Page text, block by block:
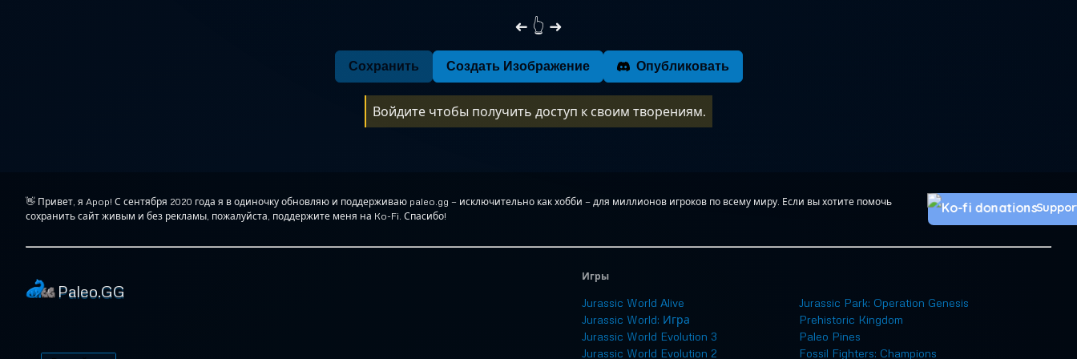
➜ 👆 ➜
Сохранить Создать Изображение Опубликовать
Войдите чтобы получить доступ к своим творениям.
👋 Привет, я Apop! С сентября 2020 года я в одиночку обновляю и поддерживаю paleo.gg — исключительно как хобби — для миллионов игроков по всему миру. Если вы хотите помочь
сохранить сайт живым и без рекламы, пожалуйста, поддержите меня на Ko-Fi. Спасибо!
Paleo.GG
Игры
Jurassic World Alive
Jurassic World: Игра
Jurassic World Evolution 3
Jurassic World Evolution 2
Jurassic Park: Operation Genesis
Prehistoric Kingdom
Paleo Pines
Fossil Fighters: Champions